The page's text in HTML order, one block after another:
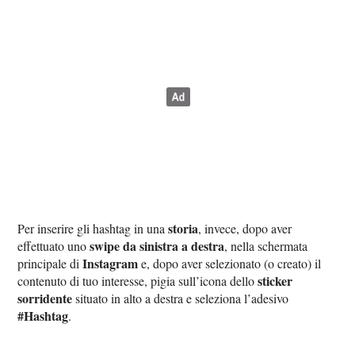
Per inserire gli hashtag in unastoria, invece, dopo aver
effettuato unoswipe da sinistra a destra, nella schermata
principale diInstagrame, dopo aver selezionato (o creato) il
contenuto di tuo interesse, pigia sull’icona dellosticker
sorridentesituato in alto a destra e seleziona l’adesivo
#Hashtag.